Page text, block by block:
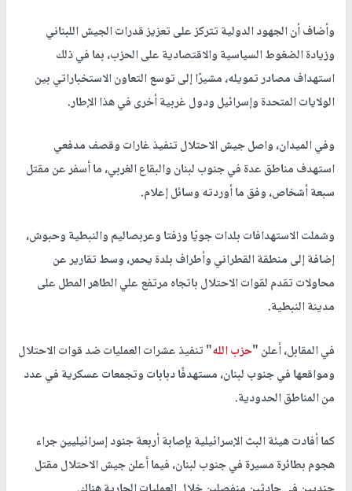
وأضاف أن الجهود الدولية تتركز على تعزيز قدرات الجيش اللبناني
وزيادة الضغوط السياسية والاقتصادية على الحزب، بما في ذلك
استهداف مصادر تمويله، مشيرًا إلى توسع التعاون الاستخباراتي بين
الولايات المتحدة وإسرائيل ودول غربية أخرى في هذا الإطار.
وفي الميدان، واصل جيش الاحتلال تنفيذ غارات وقصف مدفعي
استهدف مناطق عدة في جنوب لبنان والبقاع الغربي، ما أسفر عن مقتل
سبعة أشخاص، وفق ما أوردته وسائل إعلام.
وشملت الاستهدافات بلدات جويّا وزفتا وعربصاليم والنبطية وحبوش،
إضافة إلى منطقة القطراني وأطراف بلدة يحمر، وسط تقارير عن
محاولات تقدم لقوات الاحتلال باتجاه مرتفع علي الطاهر المطل على
مدينة النبطية.
في المقابل، أعلن "حزب الله" تنفيذ عشرات العمليات ضد قوات الاحتلال
ومواقعها في جنوب لبنان، مستهدفًا دبابات وتجمعات عسكرية في عدد
من المناطق الحدودية.
كما أفادت هيئة البث الإسرائيلية بإصابة أربعة جنود إسرائيليين جراء
هجوم بطائرة مسيرة في جنوب لبنان، فيما أعلن جيش الاحتلال مقتل